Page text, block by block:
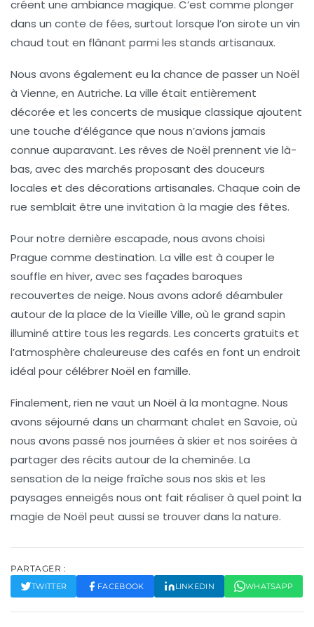
créent une ambiance magique. C’est comme plonger
dans un conte de fées, surtout lorsque l’on sirote un vin
chaud tout en flânant parmi les stands artisanaux.
Nous avons également eu la chance de passer un Noël
à Vienne, en Autriche. La ville était entièrement
décorée et les concerts de musique classique ajoutent
une touche d’élégance que nous n’avions jamais
connue auparavant. Les rêves de Noël prennent vie là-
bas, avec des marchés proposant des douceurs
locales et des décorations artisanales. Chaque coin de
rue semblait être une invitation à la magie des fêtes.
Pour notre dernière escapade, nous avons choisi
Prague comme destination. La ville est à couper le
souffle en hiver, avec ses façades baroques
recouvertes de neige. Nous avons adoré déambuler
autour de la place de la Vieille Ville, où le grand sapin
illuminé attire tous les regards. Les concerts gratuits et
l’atmosphère chaleureuse des cafés en font un endroit
idéal pour célébrer Noël en famille.
Finalement, rien ne vaut un Noël à la montagne. Nous
avons séjourné dans un charmant chalet en Savoie, où
nous avons passé nos journées à skier et nos soirées à
partager des récits autour de la cheminée. La
sensation de la neige fraîche sous nos skis et les
paysages enneigés nous ont fait réaliser à quel point la
magie de Noël peut aussi se trouver dans la nature.
PARTAGER :
TWITTER FACEBOOK LINKEDIN WHATSAPP